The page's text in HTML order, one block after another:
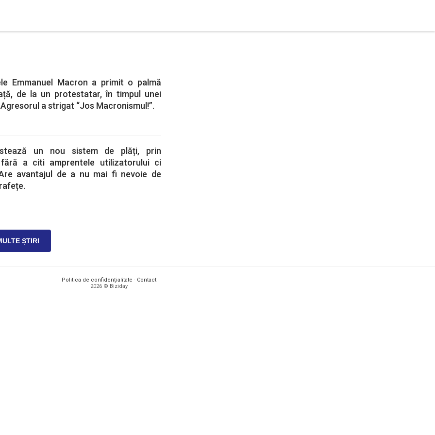
Emmanuel Macron a primit o palmă
de la un protestatar, în timpul unei
a strigat “Jos Macronismul!”.
un nou sistem de plăți, prin
fără a citi amprentele utilizatorului ci
avantajul de a nu mai fi nevoie de
ȘTIRI
Politica de confidențialitate · Contact
2026 © Biziday